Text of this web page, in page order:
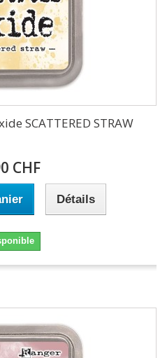
SCATTERED STRAW
CHF
Détails